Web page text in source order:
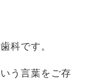
科です。
う言葉をご存